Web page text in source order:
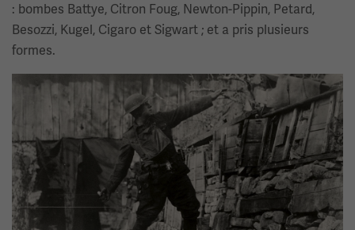
: bombes Battye, Citron Foug, Newton-Pippin, Petard,
Besozzi, Kugel, Cigaro et Sigwart ; et a pris plusieurs
formes.
Image(s)